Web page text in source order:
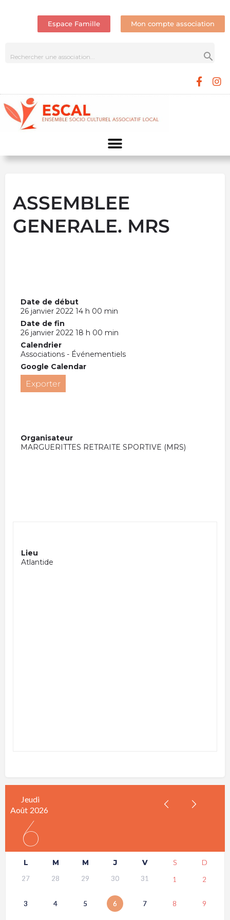
Espace Famille Mon compte association
ASSEMBLEE
GENERALE. MRS
Date de début
26 janvier 2022 14 h 00 min
Date de fin
26 janvier 2022 18 h 00 min
Calendrier
Associations - Événementiels
Google Calendar
Exporter
Organisateur
MARGUERITTES RETRAITE SPORTIVE (MRS)
Lieu
Atlantide
Jeudi
Août 2026
6
L M M J V S D
27 28 29 30 31 1 2
3 4 5 6 7 8 9